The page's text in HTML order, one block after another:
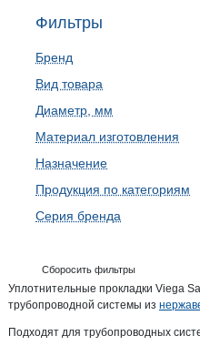
Фильтры
Бренд
Вид товара
Диаметр, мм
Материал изготовления
Назначение
Продукция по категориям
Серия бренда
Сборосить фильтры
Уплотнительные прокладки Viega
трубопроводной системы из
Подходят для трубопроводных